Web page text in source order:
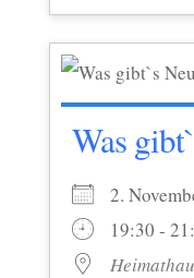
Was
2.
19:30 -